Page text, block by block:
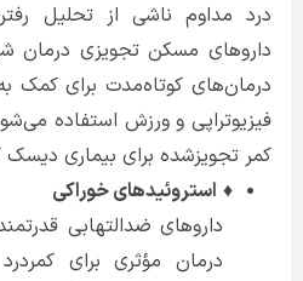
درد مداوم ناشی از تحلیل
داروهای مسکن تجویزی درمان
درمان‌های کوتاه‌مدت برای کمک
فیزیوتراپی و ورزش استفاده
کمر تجویزشده برای بیماری دیسک
♦ استروئیدهای خوراکی
داروهای ضدالتهابی
درمان مؤثری برای